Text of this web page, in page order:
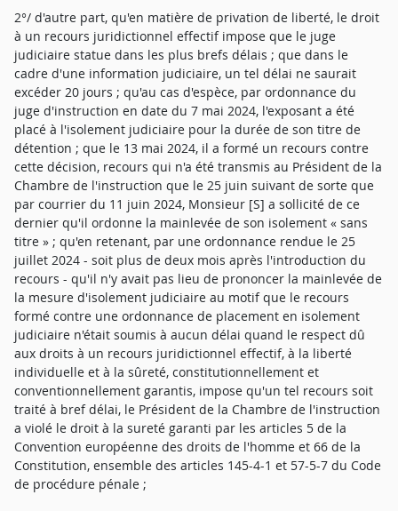
2°/ d'autre part, qu'en matière de privation de liberté, le droit
à un recours juridictionnel effectif impose que le juge
judiciaire statue dans les plus brefs délais ; que dans le
cadre d'une information judiciaire, un tel délai ne saurait
excéder 20 jours ; qu'au cas d'espèce, par ordonnance du
juge d'instruction en date du 7 mai 2024, l'exposant a été
placé à l'isolement judiciaire pour la durée de son titre de
détention ; que le 13 mai 2024, il a formé un recours contre
cette décision, recours qui n'a été transmis au Président de la
Chambre de l'instruction que le 25 juin suivant de sorte que
par courrier du 11 juin 2024, Monsieur [S] a sollicité de ce
dernier qu'il ordonne la mainlevée de son isolement « sans
titre » ; qu'en retenant, par une ordonnance rendue le 25
juillet 2024 - soit plus de deux mois après l'introduction du
recours - qu'il n'y avait pas lieu de prononcer la mainlevée de
la mesure d'isolement judiciaire au motif que le recours
formé contre une ordonnance de placement en isolement
judiciaire n'était soumis à aucun délai quand le respect dû
aux droits à un recours juridictionnel effectif, à la liberté
individuelle et à la sûreté, constitutionnellement et
conventionnellement garantis, impose qu'un tel recours soit
traité à bref délai, le Président de la Chambre de l'instruction
a violé le droit à la sureté garanti par les articles 5 de la
Convention européenne des droits de l'homme et 66 de la
Constitution, ensemble des articles 145-4-1 et 57-5-7 du Code
de procédure pénale ;